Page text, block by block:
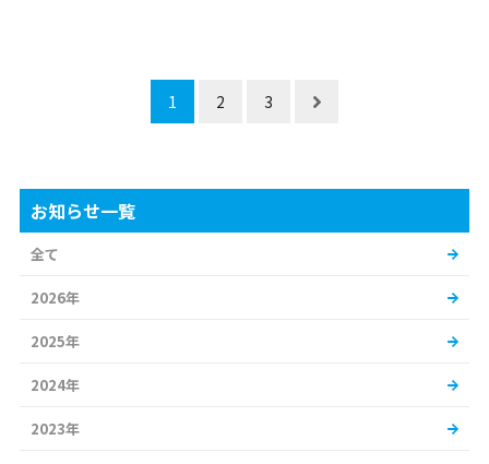
1 2 3
お知らせ一覧
全て
2026年
2025年
2024年
2023年